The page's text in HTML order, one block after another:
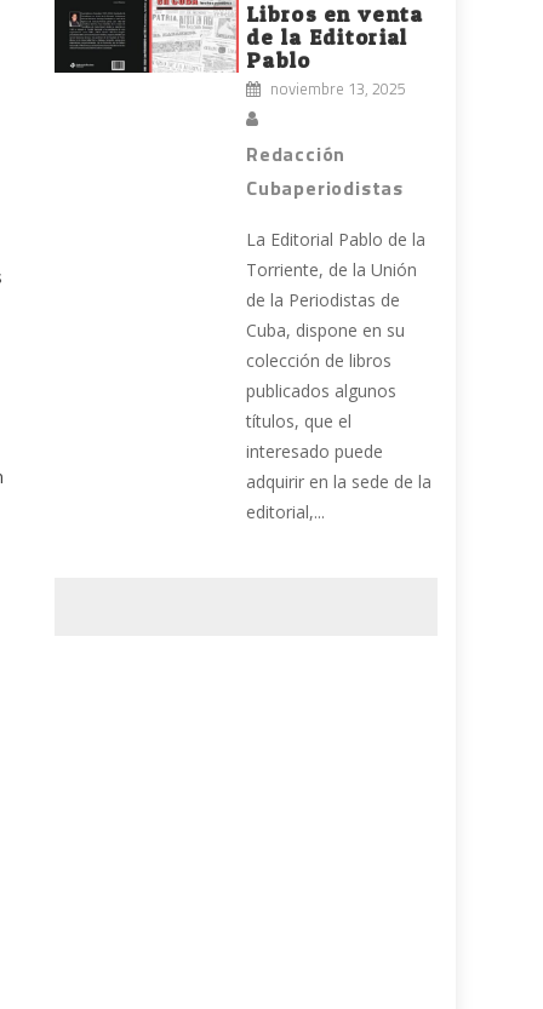
Libros en venta
de la Editorial
Pablo
noviembre 13, 2025
Redacción
Cubaperiodistas
La Editorial Pablo de la
Torriente, de la Unión
de la Periodistas de
Cuba, dispone en su
colección de libros
publicados algunos
títulos, que el
interesado puede
adquirir en la sede de la
editorial,...